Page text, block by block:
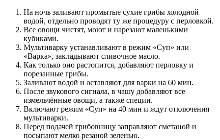
На ночь заливают промытые сухие грибы холодной
водой, отдельно проводят ту же процедуру с перловкой.
Все овощи чистят, моют и нарезают маленькими
кубиками.
Мультиварку устанавливают в режим «Суп» или
«Варка», закладывают сливочное масло.
Как только оно растопится, добавляют перловку и
порезанные грибы.
Заливают водой и оставляют для варки на 60 мин.
После звукового сигнала, в чашу добавляют все
измельчённые овощи, а также специи.
Включают режим «Суп» на 40 мин и ждут отключения
мультиварки.
Перед подачей грибовницу заправляют сметаной и
посыпают мелко резаной зеленью.